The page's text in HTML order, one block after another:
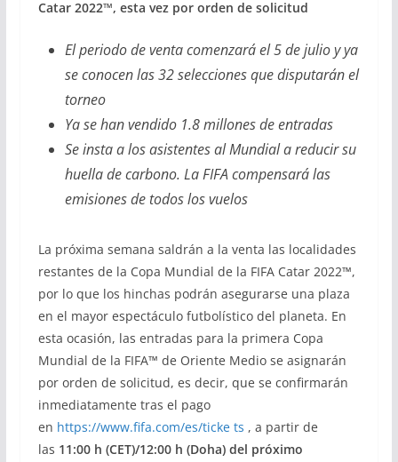
Catar 2022™, esta vez por orden de solicitud
El periodo de venta comenzará el 5 de julio y ya
se conocen las 32 selecciones que disputarán el
torneo
Ya se han vendido 1.8 millones de entradas
Se insta a los asistentes al Mundial a reducir su
huella de carbono. La FIFA compensará las
emisiones de todos los vuelos
La próxima semana saldrán a la venta las localidades
restantes de la Copa Mundial de la FIFA Catar 2022™,
por lo que los hinchas podrán asegurarse una plaza
en el mayor espectáculo futbolístico del planeta. En
esta ocasión, las entradas para la primera Copa
Mundial de la FIFA™ de Oriente Medio se asignarán
por orden de solicitud, es decir, que se confirmarán
inmediatamente tras el pago
en https://www.fifa.com/es/ticke ts , a partir de
las 11:00 h (CET)/12:00 h (Doha) del próximo